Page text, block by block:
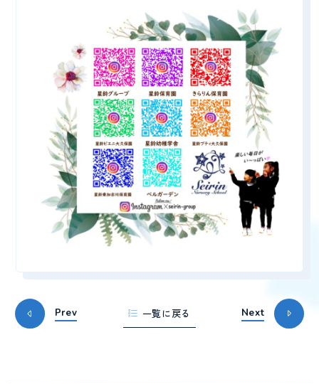
Prev 一覧に戻る Next